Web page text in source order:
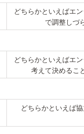
どちらかといえばエ
で調整しづ
どちらかといえばエ
考えて決めるこ
どちらかといえば